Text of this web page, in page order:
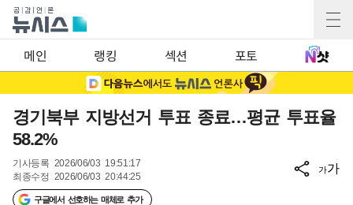
메인 랭킹 섹션 포토
경기북부 지방선거 투표 종료…평균 투표율
58.2%
기사등록 2026/06/03 19:51:17
최종수정 2026/06/03 20:44:25
구글에서 선호하는 매체로 추가
가가